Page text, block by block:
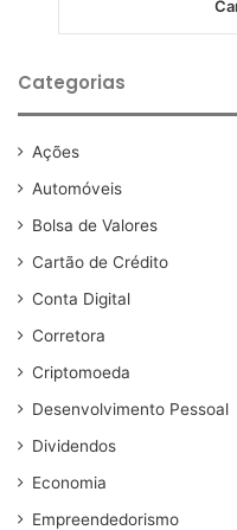
Categorias
Ações
Automóveis
Bolsa de Valores
Cartão de Crédito
Conta Digital
Corretora
Criptomoeda
Desenvolvimento Pessoal
Dividendos
Economia
Empreendedorismo